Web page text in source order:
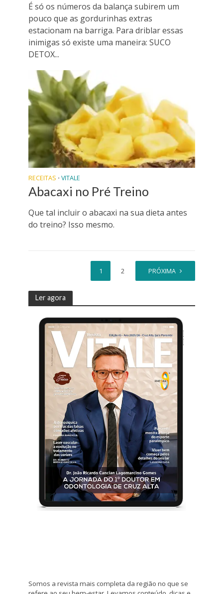
É só os números da balança subirem um
pouco que as gordurinhas extras
estacionam na barriga. Para driblar essas
inimigas só existe uma maneira: SUCO
DETOX...
RECEITAS • VITALE
Abacaxi no Pré Treino
Que tal incluir o abacaxi na sua dieta antes
do treino? Isso mesmo.
1 2 PRÓXIMA
Ler agora
Somos a revista mais completa da região no que se